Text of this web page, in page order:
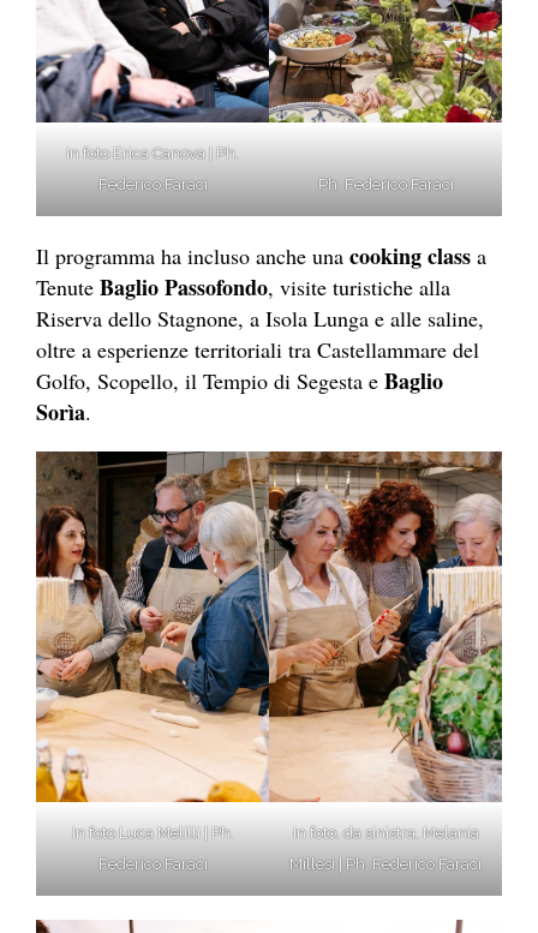
In foto Erica Canova | Ph.
Federico Faraci
Ph. Federico Faraci
Il programma ha incluso anche una cooking class a
Tenute Baglio Passofondo, visite turistiche alla
Riserva dello Stagnone, a Isola Lunga e alle saline,
oltre a esperienze territoriali tra Castellammare del
Golfo, Scopello, il Tempio di Segesta e Baglio
Sorìa.
In foto Luca Melilli | Ph.
Federico Faraci
In foto, da sinistra, Melania
Millesi | Ph. Federico Faraci